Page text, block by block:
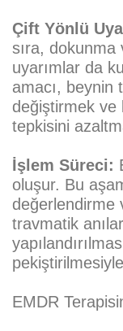
Çift Yönlü
sıra,
uyarımlar da
amacı, beynin
değiştirmek ve
tepkisini
İşlem Süreci:
oluşur. Bu
değerlendirme
travmatik
EMDR